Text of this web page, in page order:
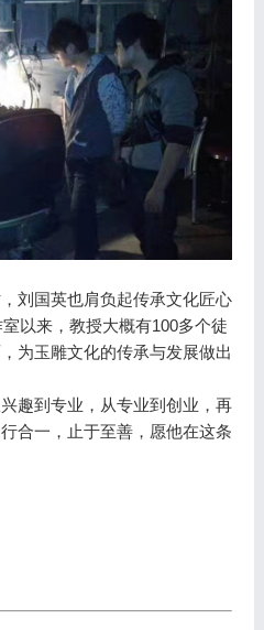
刘国英也肩负起传承文化匠心
以来，教授大概有100多个徒
为玉雕文化的传承与发展做出
趣到专业，从专业到创业，再
合一，止于至善，愿他在这条